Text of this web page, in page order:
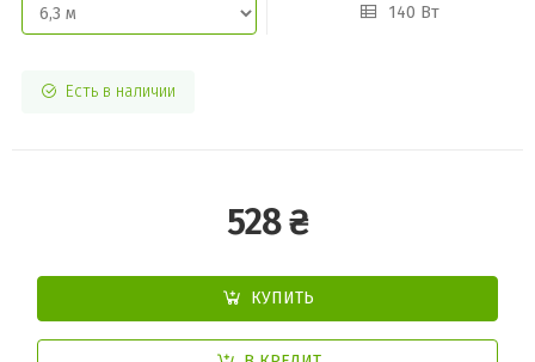
140 Вт
Есть в наличии
528 ₴
КУПИТЬ